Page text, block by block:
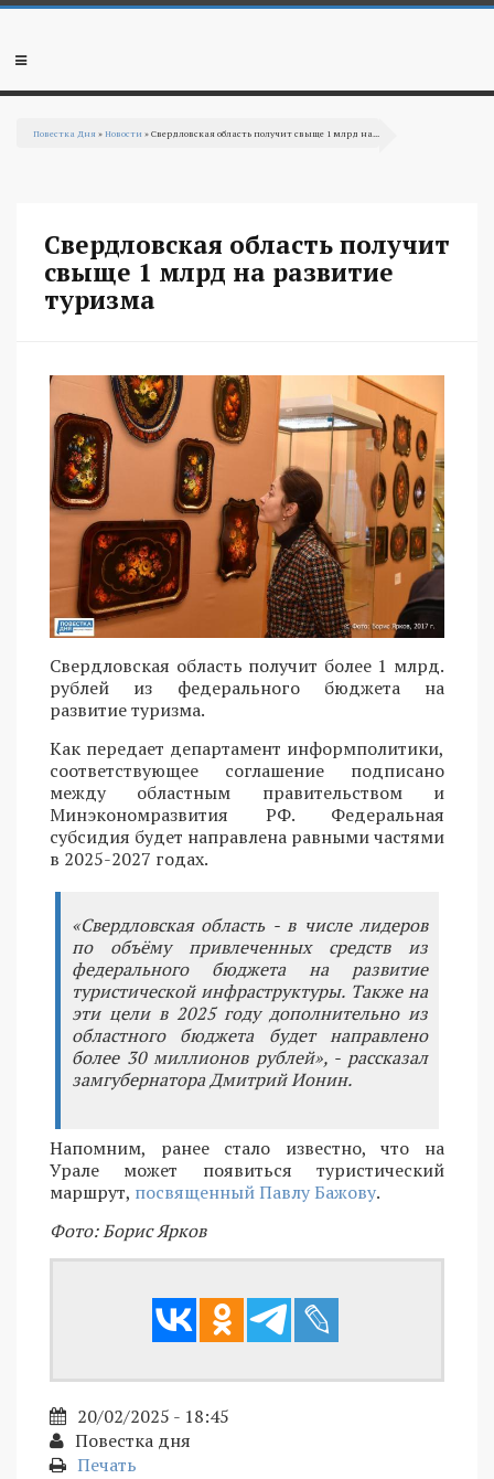
Перейти к основному содержанию
Мобильное
Повестка Дня »Новости » Свердловская область получит свыще 1 млрд на...
Свердловская область получит
свыще 1 млрд на развитие
туризма
Свердловская область получит более 1 млрд.
рублей из федерального бюджета на
развитие туризма.
Как передает департамент информполитики,
соответствующее соглашение подписано
между областным правительством и
Минэкономразвития РФ. Федеральная
субсидия будет направлена равными частями
в 2025-2027 годах.
«Свердловская область - в числе лидеров
по объёму привлеченных средств из
федерального бюджета на развитие
туристической инфраструктуры. Также на
эти цели в 2025 году дополнительно из
областного бюджета будет направлено
более 30 миллионов рублей», - рассказал
замгубернатора Дмитрий Ионин.
Напомним, ранее стало известно, что на
Урале может появиться туристический
маршрут, посвященный Павлу Бажову.
Фото: Борис Ярков
20/02/2025 - 18:45
Повестка дня
Печать